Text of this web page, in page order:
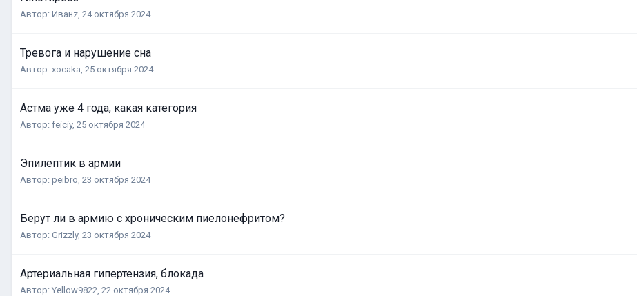
Автор: Иванz, 24 октября 2024
Тревога и нарушение сна
Автор: xocaka, 25 октября 2024
Астма уже 4 года, какая категория
Автор: feiciy, 25 октября 2024
Эпилептик в армии
Автор: peibro, 23 октября 2024
Берут ли в армию с хроническим пиелонефритом?
Автор: Grizzly, 23 октября 2024
Артериальная гипертензия, блокада
Автор: Yellow9822, 22 октября 2024